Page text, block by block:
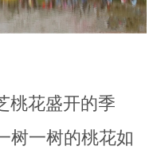
桃花盛开的季
树一树的桃花如